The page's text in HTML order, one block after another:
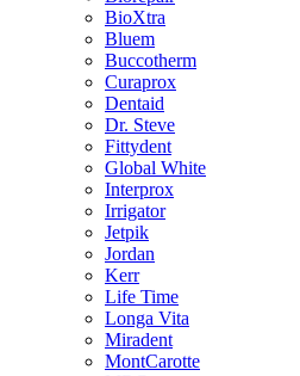
BioXtra
Bluem
Buccotherm
Curaprox
Dentaid
Dr. Steve
Fittydent
Global White
Interprox
Irrigator
Jetpik
Jordan
Kerr
Life Time
Longa Vita
Miradent
MontCarotte